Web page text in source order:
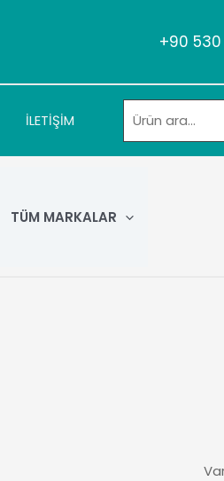
+90
İLETİŞİM
TÜM MARKALAR